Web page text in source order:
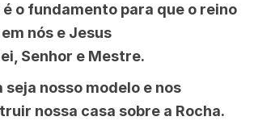
é o fundamento para que o reino
nós e Jesus
Senhor e Mestre.
nosso modelo e nos
nossa casa sobre a Rocha.